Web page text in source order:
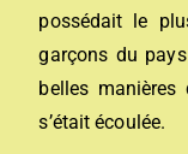
possédait le
garçons du
belles
s’était écoulée.